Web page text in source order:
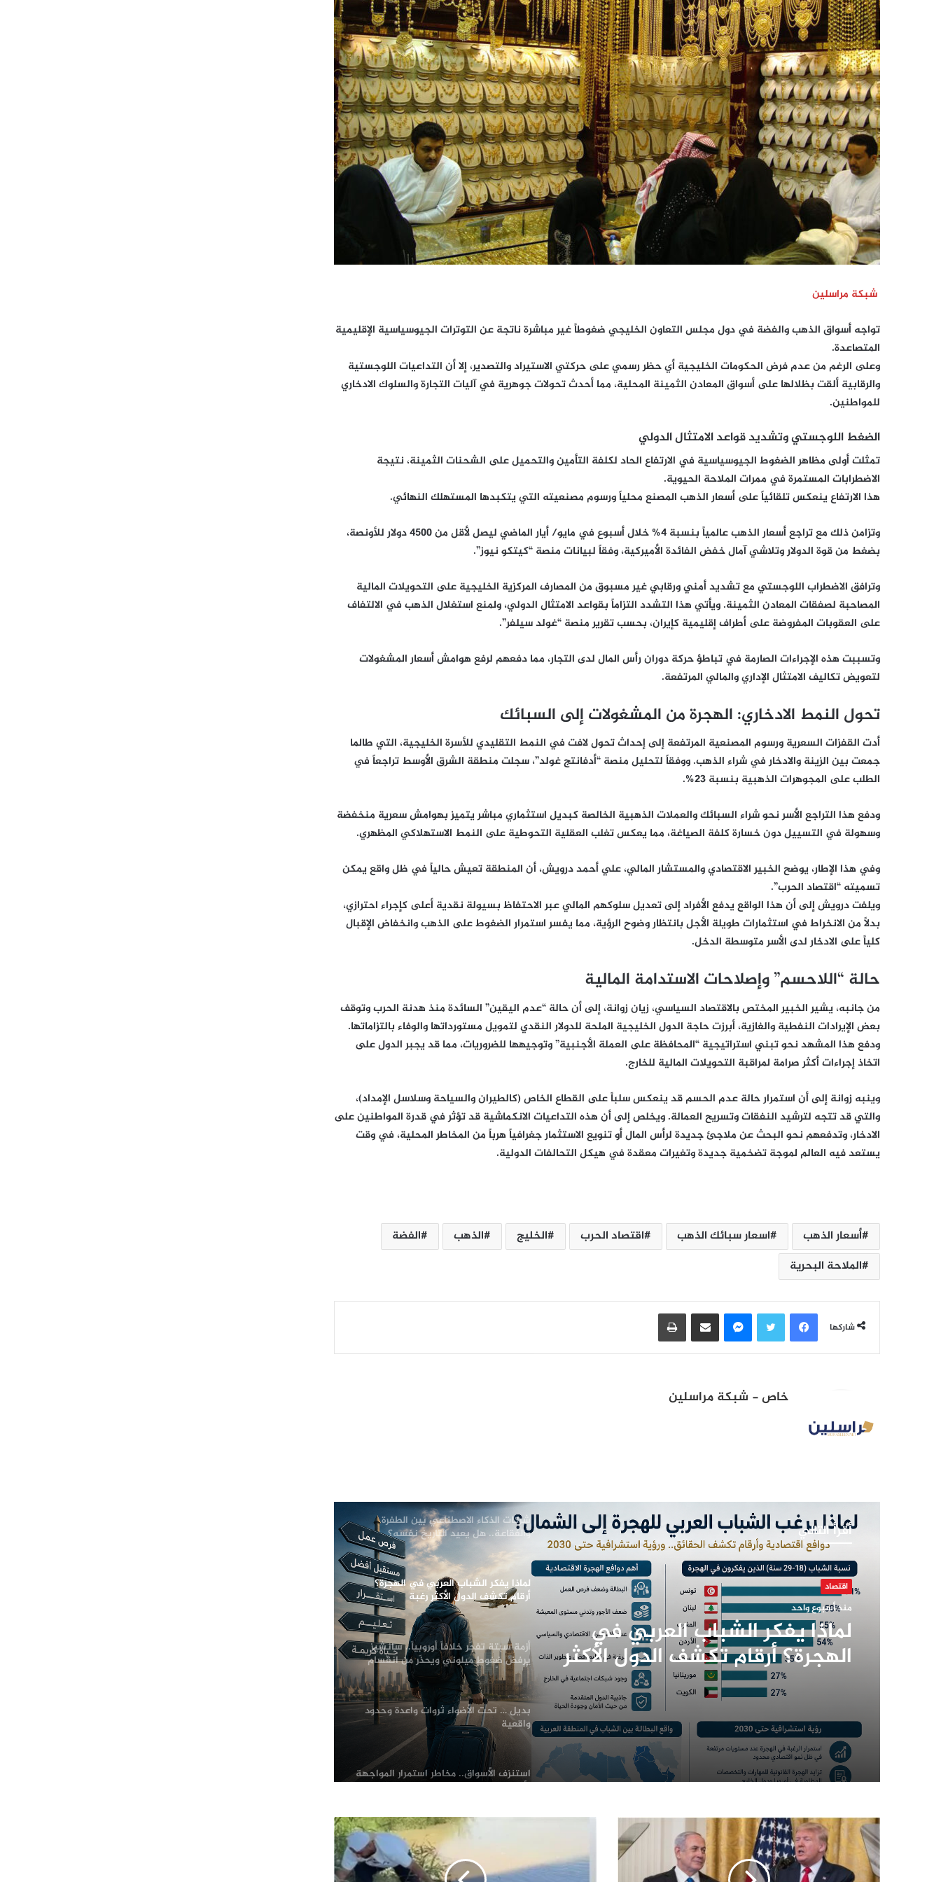
شبكة مراسلين
تواجه أسواق الذهب والفضة في دول مجلس التعاون الخليجي ضغوطاً غير مباشرة ناتجة عن التوترات الجيوسياسية الإقليمية
المتصاعدة.
وعلى الرغم من عدم فرض الحكومات الخليجية أي حظر رسمي على حركتي الاستيراد والتصدير، إلا أن التداعيات اللوجستية
والرقابية ألقت بظلالها على أسواق المعادن الثمينة المحلية، مما أحدث تحولات جوهرية في آليات التجارة والسلوك الادخاري
للمواطنين.
الضغط اللوجستي وتشديد قواعد الامتثال الدولي
تمثلت أولى مظاهر الضغوط الجيوسياسية في الارتفاع الحاد لكلفة التأمين والتحميل على الشحنات الثمينة، نتيجة
الاضطرابات المستمرة في ممرات الملاحة الحيوية.
هذا الارتفاع ينعكس تلقائياً على أسعار الذهب المصنع محلياً ورسوم مصنعيته التي يتكبدها المستهلك النهائي.
وتزامن ذلك مع تراجع أسعار الذهب عالمياً بنسبة 4% خلال أسبوع في مايو/ أيار الماضي ليصل لأقل من 4500 دولار للأونصة،
بضغط من قوة الدولار وتلاشي آمال خفض الفائدة الأميركية، وفقاً لبيانات منصة “كيتكو نيوز”.
وترافق الاضطراب اللوجستي مع تشديد أمني ورقابي غير مسبوق من المصارف المركزية الخليجية على التحويلات المالية
المصاحبة لصفقات المعادن الثمينة. ويأتي هذا التشدد التزاماً بقواعد الامتثال الدولي، ولمنع استغلال الذهب في الالتفاف
على العقوبات المفروضة على أطراف إقليمية كإيران، بحسب تقرير منصة “غولد سيلفر”.
وتسببت هذه الإجراءات الصارمة في تباطؤ حركة دوران رأس المال لدى التجار، مما دفعهم لرفع هوامش أسعار المشغولات
لتعويض تكاليف الامتثال الإداري والمالي المرتفعة.
تحول النمط الادخاري: الهجرة من المشغولات إلى السبائك
أدت القفزات السعرية ورسوم المصنعية المرتفعة إلى إحداث تحول لافت في النمط التقليدي للأسرة الخليجية، التي طالما
جمعت بين الزينة والادخار في شراء الذهب. ووفقاً لتحليل منصة “أدفانتج غولد”، سجلت منطقة الشرق الأوسط تراجعاً في
الطلب على المجوهرات الذهبية بنسبة 23%.
ودفع هذا التراجع الأسر نحو شراء السبائك والعملات الذهبية الخالصة كبديل استثماري مباشر يتميز بهوامش سعرية منخفضة
وسهولة في التسييل دون خسارة كلفة الصياغة، مما يعكس تغلب العقلية التحوطية على النمط الاستهلاكي المظهري.
وفي هذا الإطار، يوضح الخبير الاقتصادي والمستشار المالي، علي أحمد درويش، أن المنطقة تعيش حالياً في ظل واقع يمكن
تسميته “اقتصاد الحرب”.
ويلفت درويش إلى أن هذا الواقع يدفع الأفراد إلى تعديل سلوكهم المالي عبر الاحتفاظ بسيولة نقدية أعلى كإجراء احترازي،
بدلاً من الانخراط في استثمارات طويلة الأجل بانتظار وضوح الرؤية، مما يفسر استمرار الضغوط على الذهب وانخفاض الإقبال
كلياً على الادخار لدى الأسر متوسطة الدخل.
حالة “اللاحسم” وإصلاحات الاستدامة المالية
من جانبه، يشير الخبير المختص بالاقتصاد السياسي، زيان زوانة، إلى أن حالة “عدم اليقين” السائدة منذ هدنة الحرب وتوقف
بعض الإيرادات النفطية والغازية، أبرزت حاجة الدول الخليجية الملحة للدولار النقدي لتمويل مستورداتها والوفاء بالتزاماتها.
ودفع هذا المشهد نحو تبني استراتيجية “المحافظة على العملة الأجنبية” وتوجيهها للضروريات، مما قد يجبر الدول على
اتخاذ إجراءات أكثر صرامة لمراقبة التحويلات المالية للخارج.
وينبه زوانة إلى أن استمرار حالة عدم الحسم قد ينعكس سلباً على القطاع الخاص (كالطيران والسياحة وسلاسل الإمداد)،
والتي قد تتجه لترشيد النفقات وتسريح العمالة. ويخلص إلى أن هذه التداعيات الانكماشية قد تؤثر في قدرة المواطنين على
الادخار، وتدفعهم نحو البحث عن ملاجئ جديدة لرأس المال أو تنويع الاستثمار جغرافياً هرباً من المخاطر المحلية، في وقت
يستعد فيه العالم لموجة تضخمية جديدة وتغيرات معقدة في هيكل التحالفات الدولية.
أسعار الذهب اسعار سبائك الذهب اقتصاد الحرب الخليج الذهب
الفضة
الملاحة ‏البحرية
شاركها
فيسبوكتويتر ماسنجر مشاركة عبر البريد طباعة
خاص - شبكة مراسلين
أقرأ التالي
اقتصاد
منذ أسبوع واحد
لماذا يفكر الشباب العربي في
الهجرة؟ أرقام تكشف الدول الأكثر
رغبة وسيناريوهات الملف حتى
شركات الذكاء الاصطناعي بين الطفرة
والفقاعة.. هل يعيد التاريخ نفسه؟
لماذا يفكر الشباب العربي في الهجرة؟
أرقام تكشف الدول الأكثر رغبة
وسيناريوهات الملف حتى 2030
أزمة سبتة تفجّر خلافاً أوروبياً.. سانشيز
يرفض ضغوط ميلوني ويحذّر من انقسام
الاتحاد الأوروبي
بديل … تحت الأضواء ثروات واعدة وحدود
واقعية
استنزف الأسواق.. مخاطر استمرار المواجهة
الأمريكية الإيرانية على الاقتصاد العالمي
السجون تحولت إلى ساحات تعذيب